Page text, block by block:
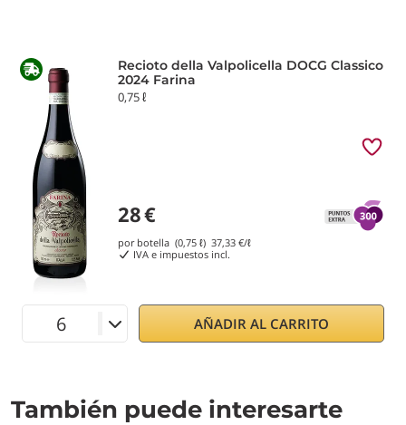
Recioto della Valpolicella DOCG Classico
2024 Farina
0,75 ℓ
28€
por botella (0,75 ℓ) 37,33 €/ℓ
IVA e impuestos incl.
AÑADIR AL CARRITO
También puede interesarte